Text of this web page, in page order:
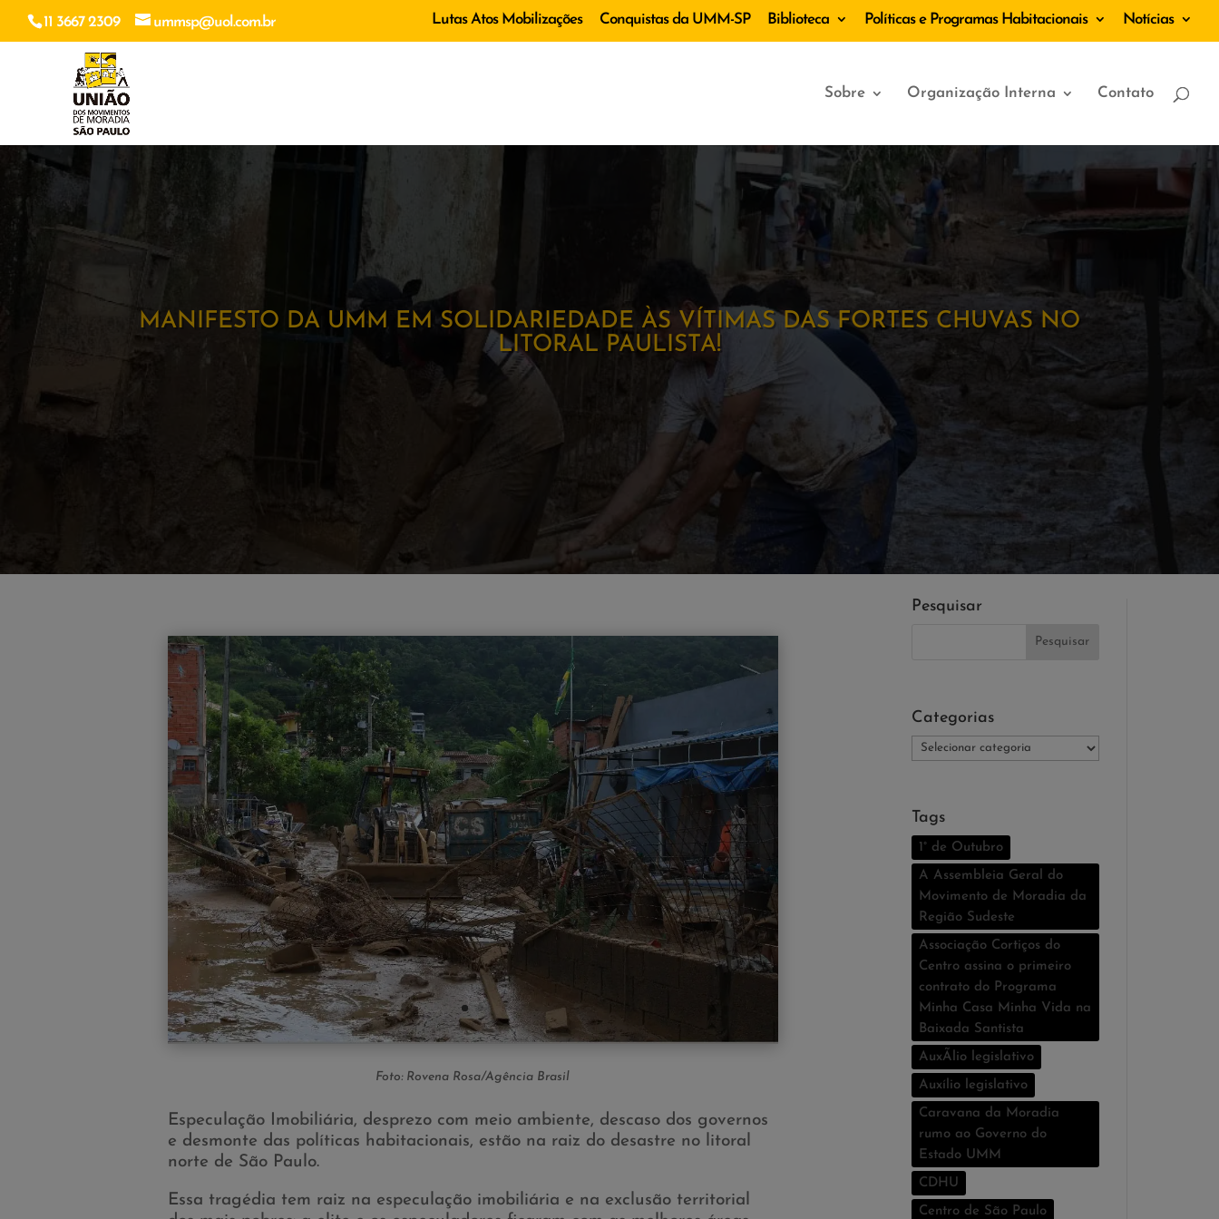
11 3667 2309 ummsp@uol.com.br Lutas Atos Mobilizações Conquistas da UMM-SP Biblioteca Políticas e Programas Habitacionais Notícias
Sobre Organização Interna Contato
MANIFESTO DA UMM EM SOLIDARIEDADE ÀS VÍTIMAS DAS FORTES CHUVAS NO
LITORAL PAULISTA!
Foto: Rovena Rosa/Agência Brasil
Especulação Imobiliária, desprezo com meio ambiente, descaso dos governos
e desmonte das políticas habitacionais, estão na raiz do desastre no litoral
norte de São Paulo.
Essa tragédia tem raiz na especulação imobiliária e na exclusão territorial
Pesquisar
Categorias
Categorias
Tags
1° de Outubro
A Assembleia Geral do
Movimento de Moradia da
Região Sudeste
Associação Cortiços do
Centro assina o primeiro
contrato do Programa
Minha Casa Minha Vida na
Baixada Santista
AuxÃ­lio legislativo
Auxí­lio legislativo
Caravana da Moradia
rumo ao Governo do
Estado UMM
CDHU
Centro de São Paulo